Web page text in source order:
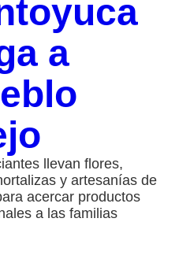
a
llevan flores,
y artesanías de
acercar productos
a las familias